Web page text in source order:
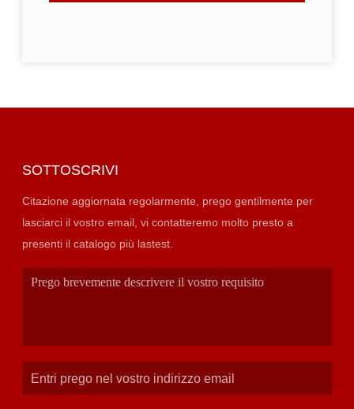
SOTTOSCRIVI
Citazione aggiornata regolarmente, prego gentilmente per
lasciarci il vostro email, vi contatteremo molto presto a
presenti il catalogo più lastest.